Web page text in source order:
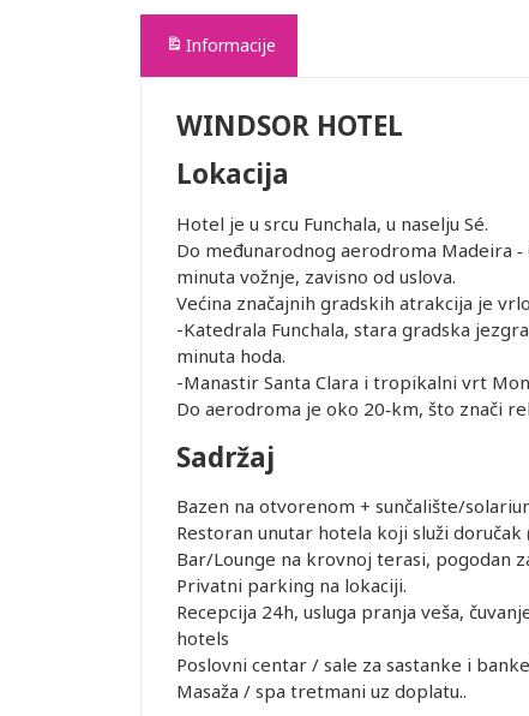
Informacije
WINDSOR HOTEL
Lokacija
Hotel je u srcu Funchala, u naselju Sé.
Do međunarodnog aerodroma Madeira
minuta vožnje, zavisno od uslova.
Većina značajnih gradskih atrakcija je
-Katedrala Funchala, stara gradska
minuta hoda.
-Manastir Santa Clara i tropikalni vrt
Do aerodroma je oko 20‑km, što znači
Sadržaj
Bazen na otvorenom + sunčalište/
Restoran unutar hotela koji služi
Bar/Lounge na krovnoj terasi, pogodan
Privatni parking na lokaciji.
Recepcija 24h, usluga pranja veša,
hotels
Poslovni centar / sale za sastanke i
Masaža / spa tretmani uz doplatu..